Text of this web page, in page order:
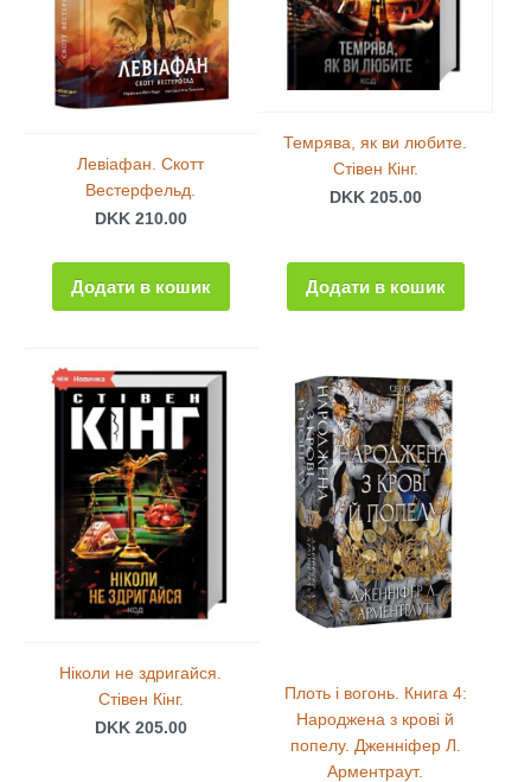
Левіафан. Скотт
Вестерфельд.
DKK 210.00
Додати в кошик
Темрява, як ви любите.
Стівен Кінг.
DKK 205.00
Додати в кошик
Ніколи не здригайся.
Стівен Кінг.
DKK 205.00
Плоть і вогонь. Книга 4:
Народжена з крові й
попелу. Дженніфер Л.
Арментраут.